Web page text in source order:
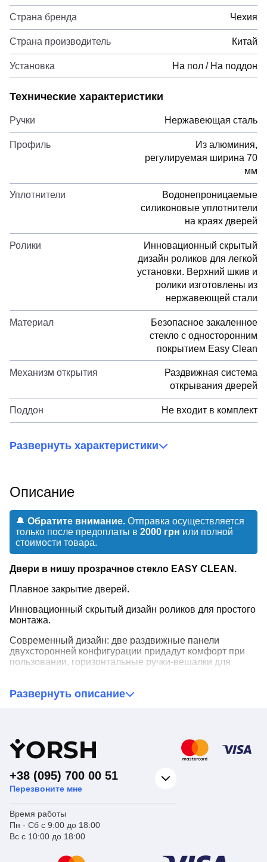
Страна бренда Чехия
Страна производитель Китай
Установка На пол / На поддон
Технические характеристики
Ручки Нержавеющая сталь
Профиль
Из алюминия,
регулируемая ширина 70
мм
Уплотнители
Водонепроницаемые
силиконовые уплотнители
на краях дверей
Ролики
Инновационный скрытый
дизайн роликов для легкой
установки. Верхний шкив и
ролики изготовлены из
нержавеющей стали
Материал
Безопасное закаленное
стекло с односторонним
покрытием Easy Clean
Механизм открытия
Раздвижная система
открывания дверей
Поддон Не входит в комплект
Развернуть характеристики
Описание
🔔 Обратите внимание. Отправка осуществляется
только после предоплаты в 2000 грн или полной
стоимости товара.
Двери в нишу прозрачное стекло EASY CLEAN.
Плавное закрытие дверей.
Инновационный скрытый дизайн роликов для простого
монтажа.
Современный дизайн: две раздвижные панели
двухсторонней конфигурации придадут комфорт при
пользовании, горизонтальные ручки-вешалки для
что помогает удерживать кабину в чистоте.
не удерживаются на поверхности стекла, а быстро
стекают, не оставляя следа.
Развернуть описание
YORSH
+38 (095) 700 00 51
Перезвоните мне
Время работы
Пн - Сб с 9:00 до 18:00
Вс с 10:00 до 18:00